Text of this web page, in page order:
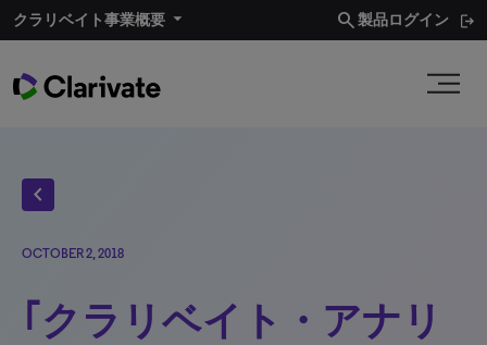
クラリベイト事業概要​ search製品ログイン
chevron_left
OCTOBER 2, 2018
｢クラリベイト・アナリ